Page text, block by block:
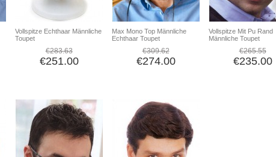
Vollspitze Echthaar Männliche
Toupet
€283.63
€251.00
Max Mono Top Männliche
Echthaar Toupet
€309.62
€274.00
Vollspitze Mit Pu Rand
Männliche Toupet
€265.55
€235.00